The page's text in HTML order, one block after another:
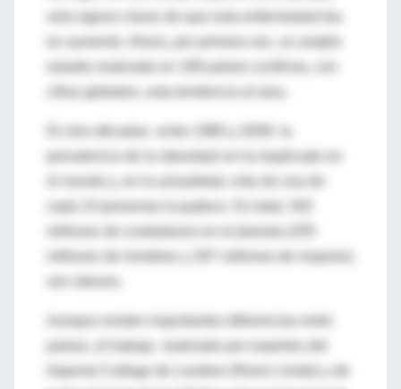
veía signos claros de que esta enfermedad iba
Aunque existen importantes diferencias entre
Imperial College de Londres (Reino Unido) y de